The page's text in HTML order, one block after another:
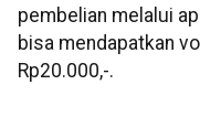
pembelian melalui
bisa mendapatkan
Rp20.000,-.